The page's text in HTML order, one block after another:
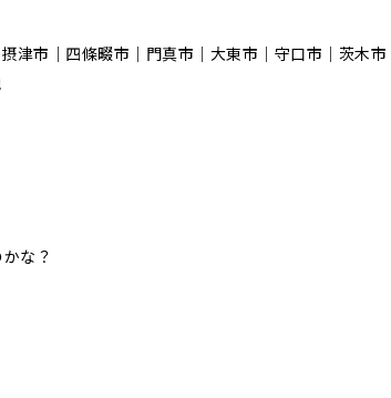
津市｜四條畷市｜門真市｜大東市｜守口市｜茨木
な？